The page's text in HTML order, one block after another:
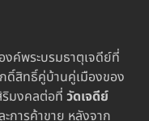
งค์พระบรมธาตุเจดีย์ที่
ดิ์สิทธิ์คู่บ้านคู่เมืองของ
ริมงคลต่อที่ วัดเจดีย์
การค้าขาย หลังจาก